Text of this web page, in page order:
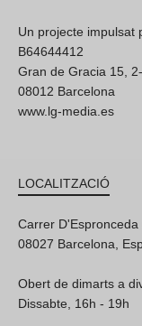
Un projecte impulsat
B64644412
Gran de Gracia 15,
08012 Barcelona
www.lg-media.es
LOCALITZACIÓ
Carrer
08027 Barcelona,
Obert de dimarts a
Dissabte, 16h - 19h